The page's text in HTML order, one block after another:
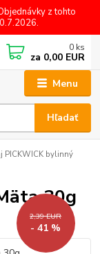
z tohto
Menu
Hľadať
0 ks
za 0,00 EUR
PICKWICK bylinný
30g
2,39 EUR
- 41 %